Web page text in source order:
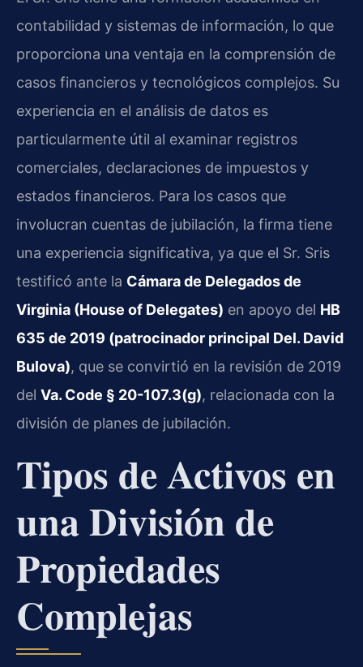
contabilidad y sistemas de información, lo que
proporciona una ventaja en la comprensión de
casos financieros y tecnológicos complejos. Su
experiencia en el análisis de datos es
particularmente útil al examinar registros
comerciales, declaraciones de impuestos y
estados financieros. Para los casos que
involucran cuentas de jubilación, la firma tiene
una experiencia significativa, ya que el Sr. Sris
testificó ante la Cámara de Delegados de
Virginia (House of Delegates) en apoyo del HB
635 de 2019 (patrocinador principal Del. David
Bulova), que se convirtió en la revisión de 2019
del Va. Code § 20-107.3(g), relacionada con la
división de planes de jubilación.
Tipos de Activos en
una División de
Propiedades
Complejas